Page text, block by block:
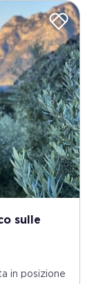
sulle
in posizione